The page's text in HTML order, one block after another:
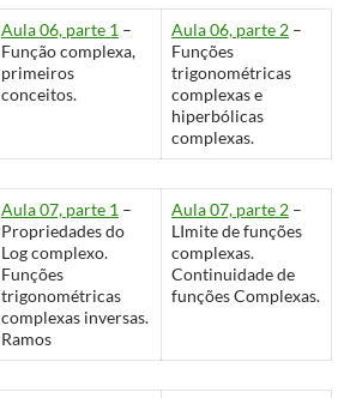
Aula 06, parte 1 –
Função complexa,
primeiros
conceitos.
Aula 06, parte 2 –
Funções
trigonométricas
complexas e
hiperbólicas
complexas.
Aula 07, parte 1 –
Propriedades do
Log complexo.
Funções
trigonométricas
complexas inversas.
Ramos
Aula 07, parte 2 –
LImite de funções
complexas.
Continuidade de
funções Complexas.